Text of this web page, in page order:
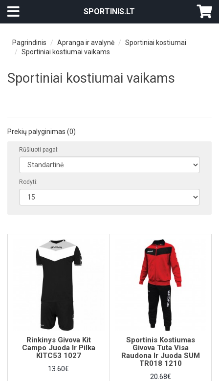
SPORTINIS.LT
Pagrindinis Apranga ir avalynė
Sportiniai kostiumai
Sportiniai kostiumai vaikams
Sportiniai kostiumai vaikams
Prekių palyginimas (0)
Rūšiuoti pagal:
Rodyti:
Rinkinys Givova Kit
Campo Juoda Ir Pilka
KITC53 1027
13.60€
Sportinis Kostiumas
Givova Tuta Visa
Raudona Ir Juoda SUM
TR018 1210
20.68€